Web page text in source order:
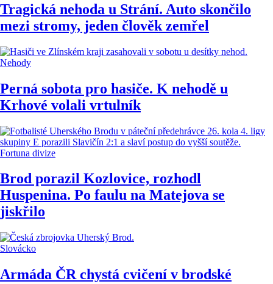
Tragická nehoda u Strání. Auto skončilo
mezi stromy, jeden člověk zemřel
Nehody
Perná sobota pro hasiče. K nehodě u
Krhové volali vrtulník
Fortuna divize
Brod porazil Kozlovice, rozhodl
Huspenina. Po faulu na Matejova se
jiskřilo
Slovácko
Armáda ČR chystá cvičení v brodské